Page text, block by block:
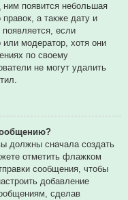
ним появится небольшая
правок, а также дату и
если
модератор, хотя они
по своему
не могут удалить
должны сначала создать
отметить флажком
сообщения, чтобы
добавление
сделав